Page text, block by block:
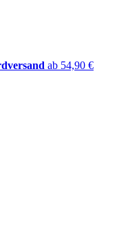
ab 54,90 €